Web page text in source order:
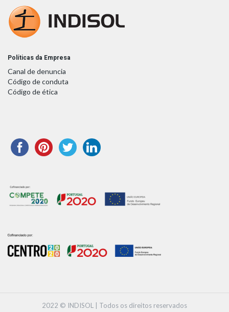
Políticas da Empresa
Canal de denuncia
Código de conduta
Código de ética
2022 © INDISOL | Todos os direitos reservados